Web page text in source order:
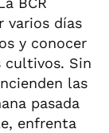
varios días
y conocer
cultivos. Sin
las
pasada
enfrenta